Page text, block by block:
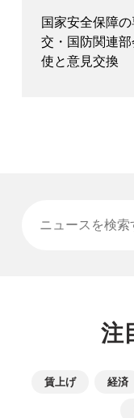
国家安全保障
交・国防関連
使と意見交換
注
賃上げ 経済